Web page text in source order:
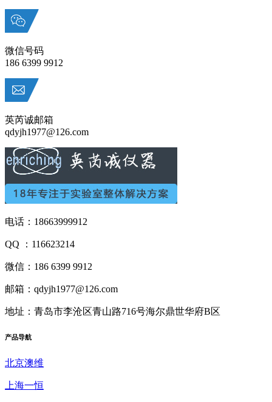
微信号码
186 6399 9912
英芮诚邮箱
qdyjh1977@126.com
电话：18663999912
QQ ：116623214
微信：186 6399 9912
邮箱：qdyjh1977@126.com
地址：青岛市李沧区青山路716号海尔鼎世华府B区
产品导航
北京澳维
上海一恒